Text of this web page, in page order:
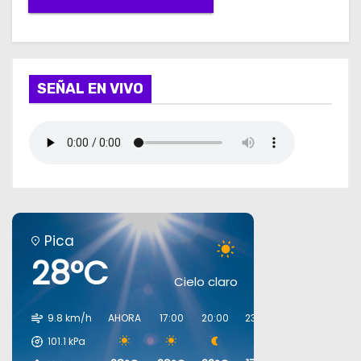
SEÑAL EN VIVO
Pica
28°C Cielo claro
9.8 km/h
101.1 kPa
AHORA 17:00 20:00 23:00